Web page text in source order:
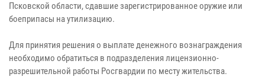
Псковской области, сдавшие зарегистрированное оружие или
боеприпасы на утилизацию.
Для принятия решения о выплате денежного вознаграждения
необходимо обратиться в подразделения лицензионно-
разрешительной работы Росгвардии по месту жительства.